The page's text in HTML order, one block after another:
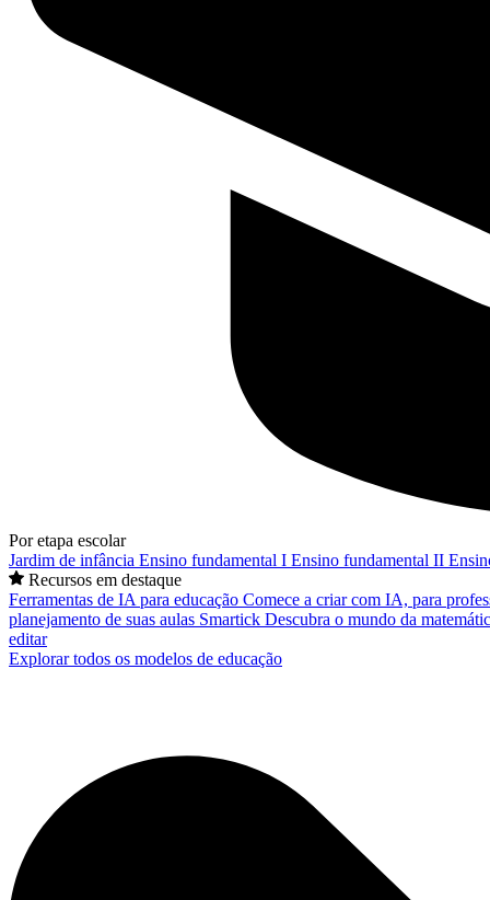
Por etapa escolar
Jardim de infância Ensino fundamental I Ensino fundamental II
Recursos em destaque
Ferramentas de IA para educação Comece a criar com IA, para
planejamento de suas aulas Smartick Descubra o mundo da
editar
Explorar todos os modelos de educação